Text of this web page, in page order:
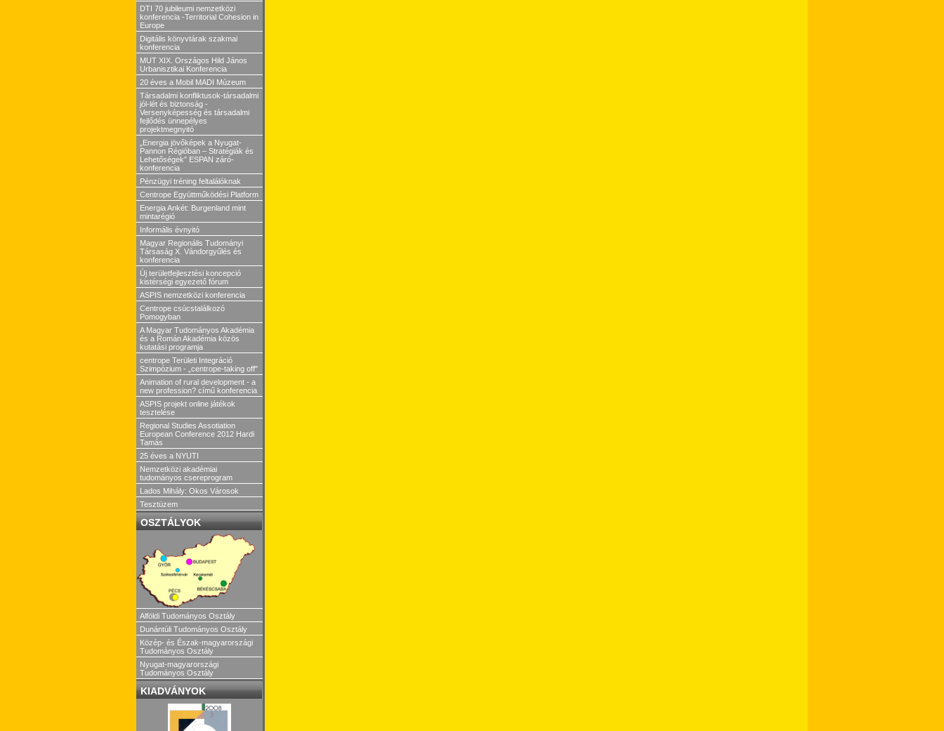
DTI 70 jubileumi nemzetközi
konferencia -Territorial Cohesion in
Europe
Digitális könyvtárak szakmai
konferencia
MUT XIX. Országos Hild János
Urbanisztikai Konferencia
20 éves a Mobil MADI Múzeum
Társadalmi konfliktusok-társadalmi
jól-lét és biztonság -
Versenyképesség és társadalmi
fejlődés ünnepélyes
projektmegnyitó
„Energia jövőképek a Nyugat-
Pannon Régióban – Stratégiák és
Lehetőségek” ESPAN záró-
konferencia
Pénzügyi tréning feltalálóknak
Centrope Együttműködési Platform
Energia Ankét: Burgenland mint
mintarégió
Informális évnyitó
Magyar Regionális Tudományi
Társaság X. Vándorgyűlés és
konferencia
Új területfejlesztési koncepció
kistérségi egyezető fórum
ASPIS nemzetközi konferencia
Centrope csúcstalálkozó
Pomogyban
A Magyar Tudományos Akadémia
és a Román Akadémia közös
kutatási programja
centrope Területi Integráció
Szimpózium - „centrope-taking off"
Animation of rural development - a
new profession? című konferencia
ASPIS projekt online játékok
tesztelése
Regional Studies Assotiation
European Conference 2012 Hardi
Tamás
25 éves a NYUTI
Nemzetközi akadémiai
tudományos csereprogram
Lados Mihály: Okos Városok
Tesztüzem
OSZTÁLYOK
Alföldi Tudományos Osztály
Dunántúli Tudományos Osztály
Közép- és Észak-magyarországi
Tudományos Osztály
Nyugat-magyarországi
Tudományos Osztály
KIADVÁNYOK